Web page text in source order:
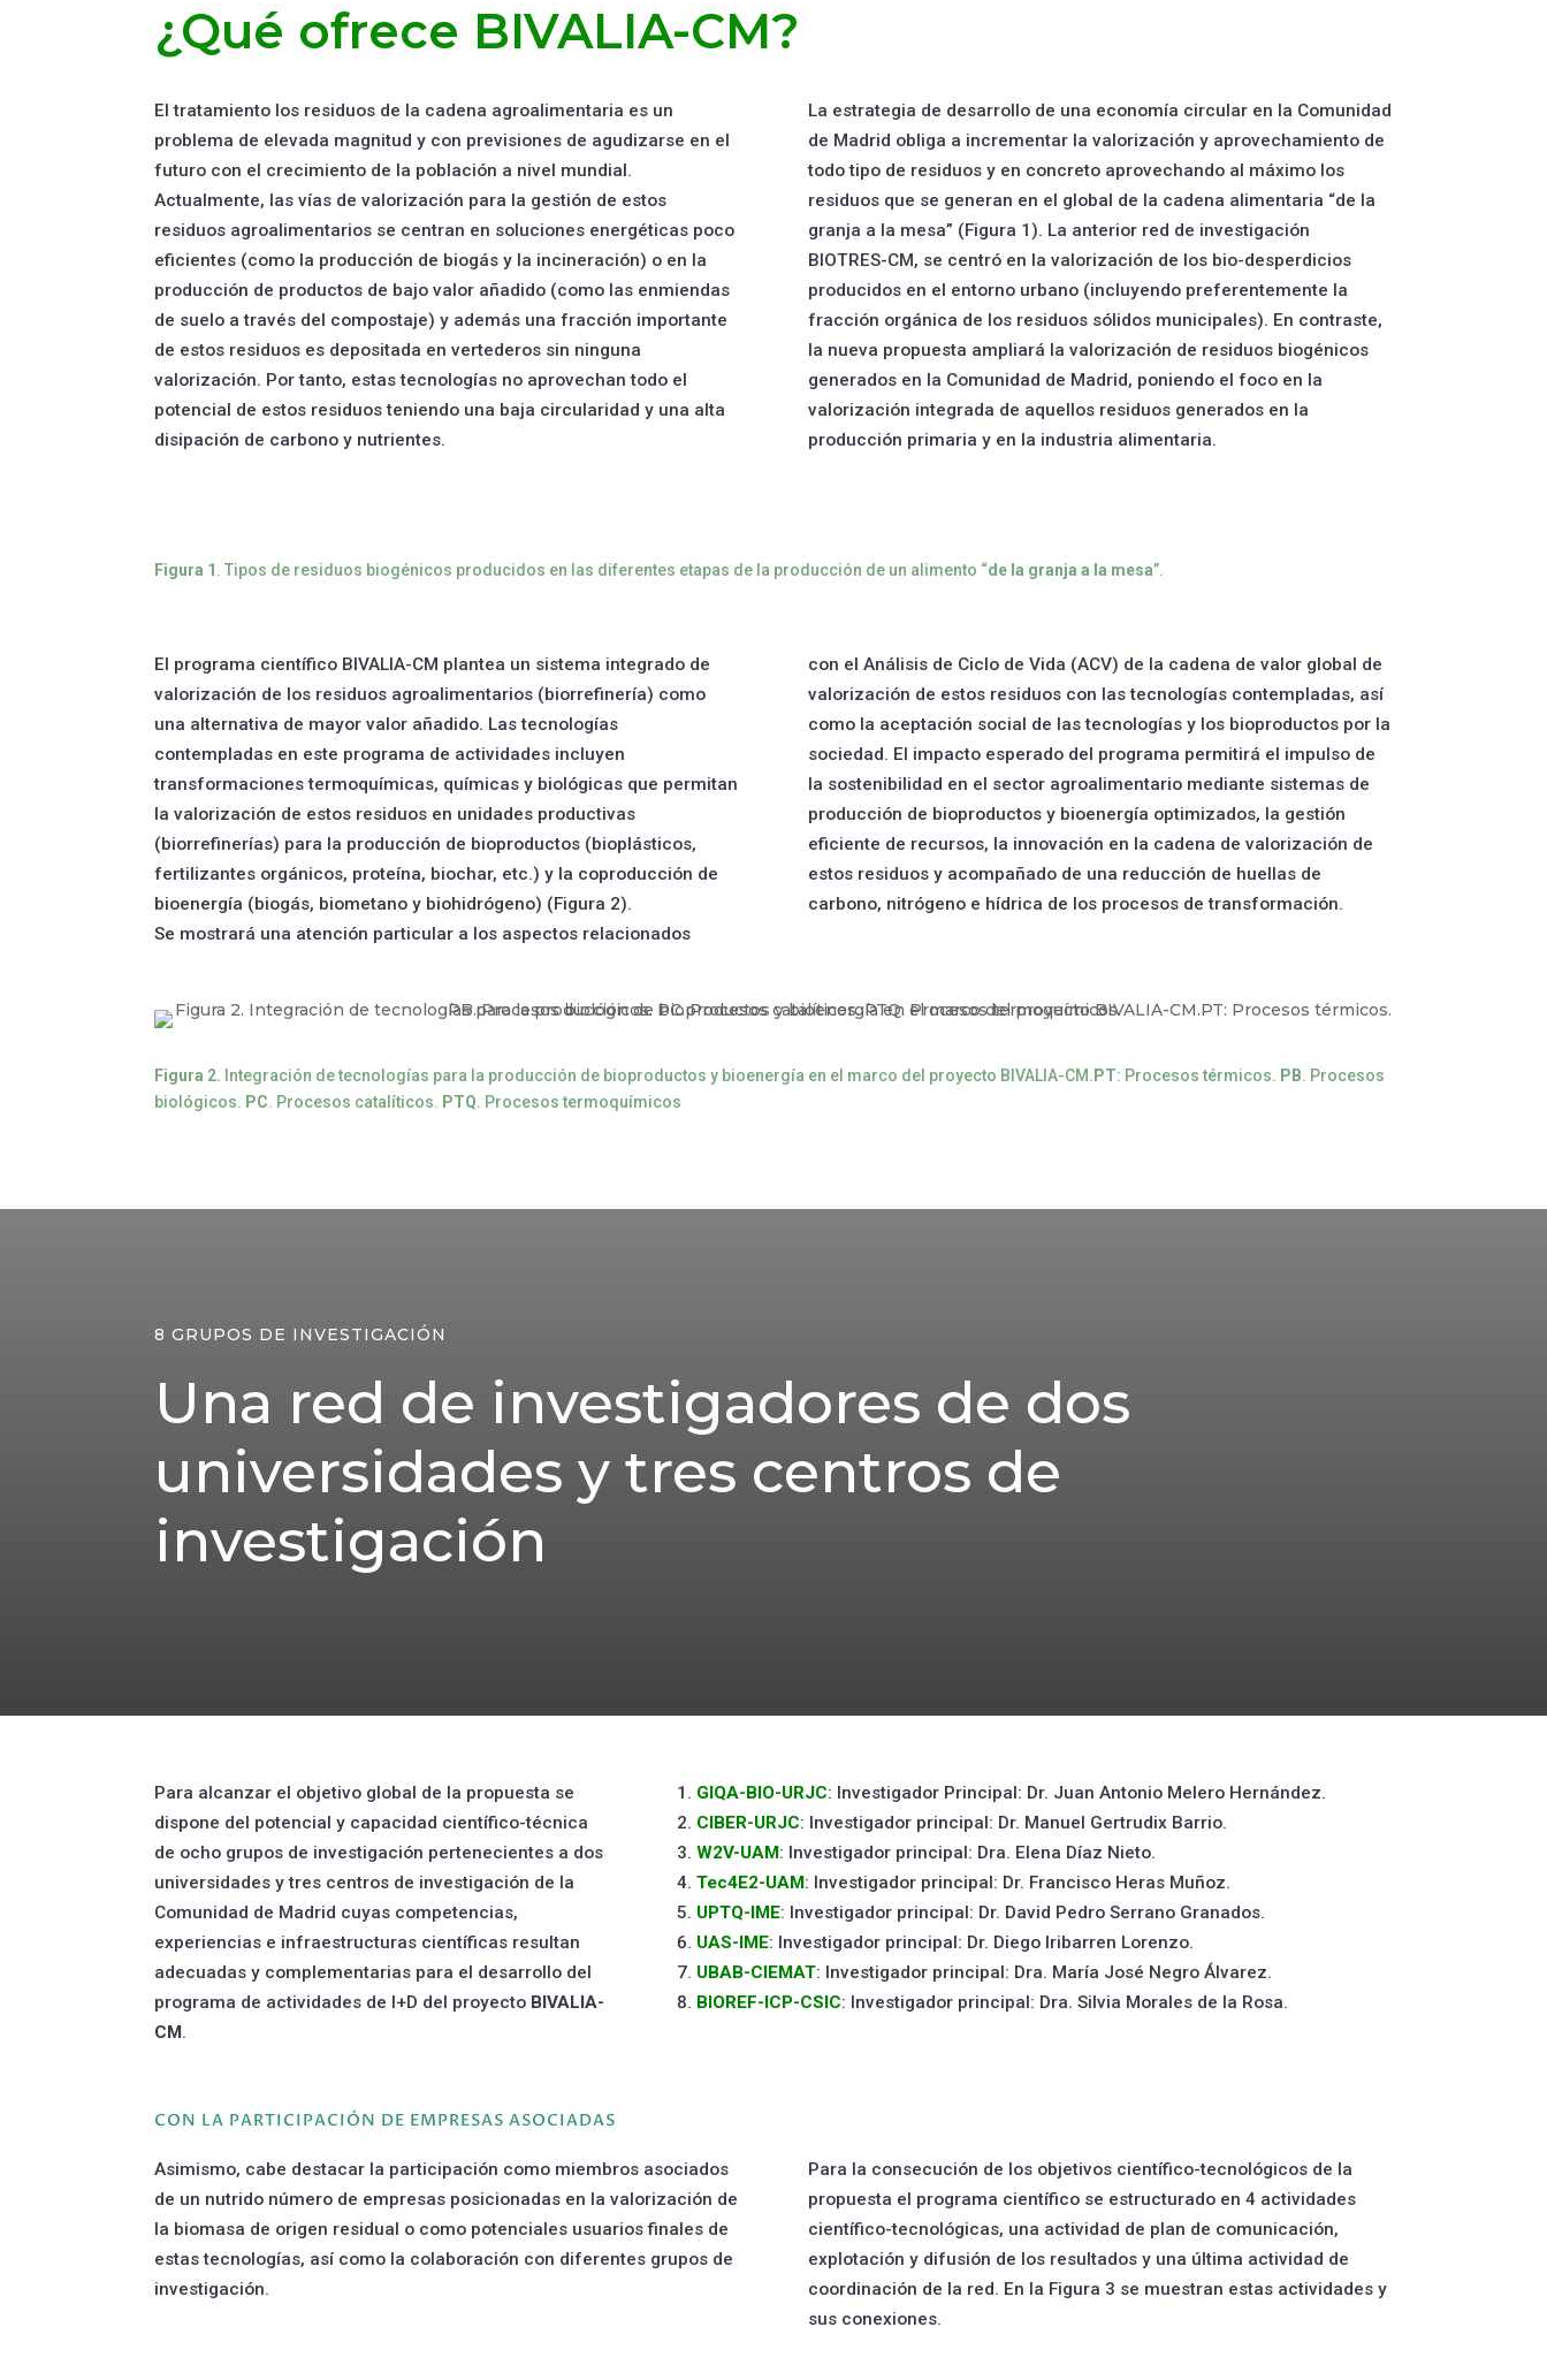
¿Qué ofrece BIVALIA-CM?
El tratamiento los residuos de la cadena agroalimentaria es un
problema de elevada magnitud y con previsiones de agudizarse en el
futuro con el crecimiento de la población a nivel mundial.
Actualmente, las vías de valorización para la gestión de estos
residuos agroalimentarios se centran en soluciones energéticas poco
eficientes (como la producción de biogás y la incineración) o en la
producción de productos de bajo valor añadido (como las enmiendas
de suelo a través del compostaje) y además una fracción importante
de estos residuos es depositada en vertederos sin ninguna
valorización. Por tanto, estas tecnologías no aprovechan todo el
potencial de estos residuos teniendo una baja circularidad y una alta
disipación de carbono y nutrientes.
La estrategia de desarrollo de una economía circular en la Comunidad
de Madrid obliga a incrementar la valorización y aprovechamiento de
todo tipo de residuos y en concreto aprovechando al máximo los
residuos que se generan en el global de la cadena alimentaria “de la
granja a la mesa” (Figura 1). La anterior red de investigación
BIOTRES-CM, se centró en la valorización de los bio-desperdicios
producidos en el entorno urbano (incluyendo preferentemente la
fracción orgánica de los residuos sólidos municipales). En contraste,
la nueva propuesta ampliará la valorización de residuos biogénicos
generados en la Comunidad de Madrid, poniendo el foco en la
valorización integrada de aquellos residuos generados en la
producción primaria y en la industria alimentaria.
Figura 1. Tipos de residuos biogénicos producidos en las diferentes etapas de la producción de un alimento “de la granja a la mesa”.
El programa científico BIVALIA-CM plantea un sistema integrado de
valorización de los residuos agroalimentarios (biorrefinería) como
una alternativa de mayor valor añadido. Las tecnologías
contempladas en este programa de actividades incluyen
transformaciones termoquímicas, químicas y biológicas que permitan
la valorización de estos residuos en unidades productivas
(biorrefinerías) para la producción de bioproductos (bioplásticos,
fertilizantes orgánicos, proteína, biochar, etc.) y la coproducción de
bioenergía (biogás, biometano y biohidrógeno) (Figura 2).
Se mostrará una atención particular a los aspectos relacionados
con el Análisis de Ciclo de Vida (ACV) de la cadena de valor global de
valorización de estos residuos con las tecnologías contempladas, así
como la aceptación social de las tecnologías y los bioproductos por la
sociedad. El impacto esperado del programa permitirá el impulso de
la sostenibilidad en el sector agroalimentario mediante sistemas de
producción de bioproductos y bioenergía optimizados, la gestión
eficiente de recursos, la innovación en la cadena de valorización de
estos residuos y acompañado de una reducción de huellas de
carbono, nitrógeno e hídrica de los procesos de transformación.
Figura 2. Integración de tecnologías para la producción de bioproductos y bioenergía en el marco del proyecto BIVALIA-CM. PT: Procesos térmicos. PB. Procesos
biológicos. PC. Procesos catalíticos. PTQ. Procesos termoquímicos
8 GRUPOS DE INVESTIGACIÓN
Una red de investigadores de dos
universidades y tres centros de
investigación
Para alcanzar el objetivo global de la propuesta se
dispone del potencial y capacidad científico-técnica
de ocho grupos de investigación pertenecientes a dos
universidades y tres centros de investigación de la
Comunidad de Madrid cuyas competencias,
experiencias e infraestructuras científicas resultan
adecuadas y complementarias para el desarrollo del
programa de actividades de I+D del proyecto BIVALIA-
CM.
GIQA-BIO-URJC: Investigador Principal: Dr. Juan Antonio Melero Hernández.
CIBER-URJC: Investigador principal: Dr. Manuel Gertrudix Barrio.
W2V-UAM: Investigador principal: Dra. Elena Díaz Nieto.
Tec4E2-UAM: Investigador principal: Dr. Francisco Heras Muñoz.
UPTQ-IME: Investigador principal: Dr. David Pedro Serrano Granados.
UAS-IME: Investigador principal: Dr. Diego Iribarren Lorenzo.
UBAB-CIEMAT: Investigador principal: Dra. María José Negro Álvarez.
BIOREF-ICP-CSIC: Investigador principal: Dra. Silvia Morales de la Rosa.
CON LA PARTICIPACIÓN DE EMPRESAS ASOCIADAS
Asimismo, cabe destacar la participación como miembros asociados
de un nutrido número de empresas posicionadas en la valorización de
la biomasa de origen residual o como potenciales usuarios finales de
estas tecnologías, así como la colaboración con diferentes grupos de
investigación.
Para la consecución de los objetivos científico-tecnológicos de la
propuesta el programa científico se estructurado en 4 actividades
científico-tecnológicas, una actividad de plan de comunicación,
explotación y difusión de los resultados y una última actividad de
coordinación de la red. En la Figura 3 se muestran estas actividades y
sus conexiones.